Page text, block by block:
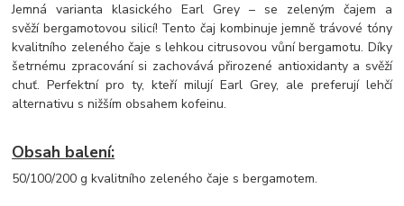
Jemná varianta klasického Earl Grey – se zeleným čajem a
svěží bergamotovou silicí! Tento čaj kombinuje jemně trávové tóny
kvalitního zeleného čaje s lehkou citrusovou vůní bergamotu. Díky
šetrnému zpracování si zachovává přirozené antioxidanty a svěží
chuť. Perfektní pro ty, kteří milují Earl Grey, ale preferují lehčí
alternativu s nižším obsahem kofeinu.
Obsah balení:
50/100/200 g kvalitního zeleného čaje s bergamotem.